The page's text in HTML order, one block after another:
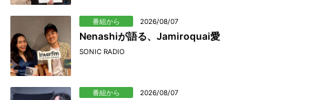
番組から 2026/08/07
Nenashiが語る、Jamiroquai愛
SONIC RADIO
番組から 2026/08/07